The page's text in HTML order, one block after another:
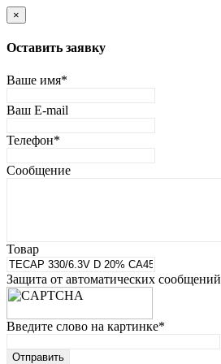
×
Оставить заявку
Ваше имя*
Ваш E-mail
Телефон*
Сообщение
Товар
Защита от автоматических сообщений
Введите слово на картинке*